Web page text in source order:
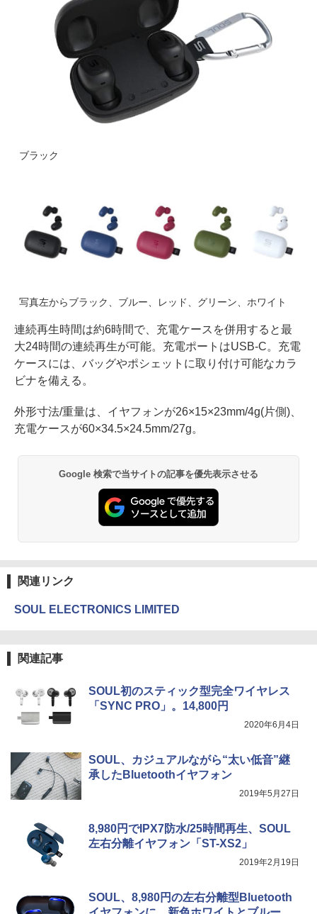
ブラック
写真左からブラック、ブルー、レッド、グリーン、ホワイト
連続再生時間は約6時間で、充電ケースを併用すると最
大24時間の連続再生が可能。充電ポートはUSB-C。充電
ケースには、バッグやポシェットに取り付け可能なカラ
ビナを備える。
外形寸法/重量は、イヤフォンが26×15×23mm/4g(片側)、
充電ケースが60×34.5×24.5mm/27g。
Google 検索で当サイトの記事を優先表示させる
関連リンク
SOUL ELECTRONICS LIMITED
関連記事
SOUL初のスティック型完全ワイヤレス
「SYNC PRO」。14,800円
2020年6月4日
SOUL、カジュアルながら“太い低音”継
承したBluetoothイヤフォン
2019年5月27日
8,980円でIPX7防水/25時間再生、SOUL
左右分離イヤフォン「ST-XS2」
2019年2月19日
SOUL、8,980円の左右分離型Bluetooth